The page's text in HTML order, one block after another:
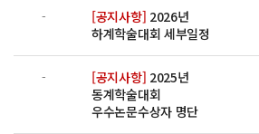
- [공지사항] 2026년
하계학술대회 세부일정
- [공지사항] 2025년
동계학술대회
우수논문수상자 명단